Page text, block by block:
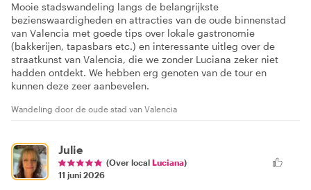
Mooie stadswandeling langs de belangrijkste
bezienswaardigheden en attracties van de oude binnenstad
van Valencia met goede tips over lokale gastronomie
(bakkerijen, tapasbars etc.) en interessante uitleg over de
straatkunst van Valencia, die we zonder Luciana zeker niet
hadden ontdekt. We hebben erg genoten van de tour en
kunnen deze zeer aanbevelen.
Wandeling door de oude stad van Valencia
Julie
(Over local Luciana)
11 juni 2026